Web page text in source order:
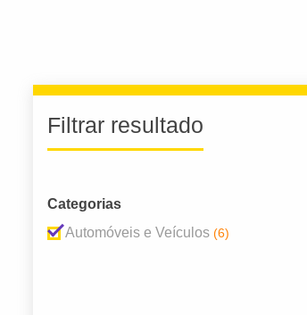
Filtrar resultado
Categorias
Automóveis e Veículos (6)